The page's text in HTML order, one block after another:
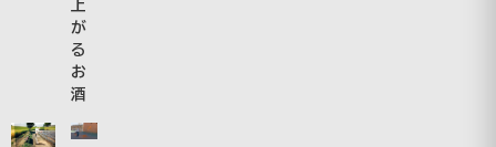
上
が
る
お
酒